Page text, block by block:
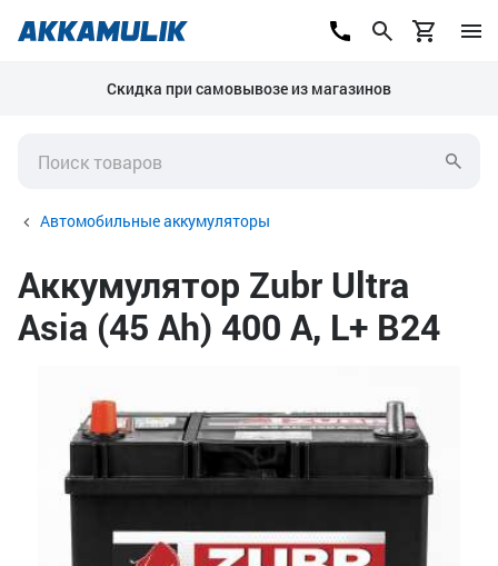
Скидка при самовывозе из магазинов
Автомобильные аккумуляторы
Аккумулятор Zubr Ultra
Asia (45 Ah) 400 А, L+ B24